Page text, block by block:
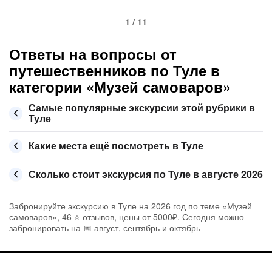
1 / 11
Ответы на вопросы от
путешественников по Туле в
категории «Музей самоваров»
Самые популярные экскурсии этой рубрики в
Туле
Какие места ещё посмотреть в Туле
Сколько стоит экскурсия по Туле в августе 2026
Забронируйте экскурсию в Туле на 2026 год по теме «Музей
самоваров», 46 ⭐ отзывов, цены от 5000₽. Сегодня можно
забронировать на 📅 август, сентябрь и октябрь